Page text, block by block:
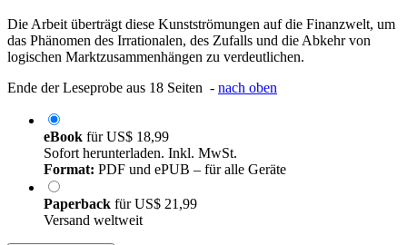
Die Arbeit überträgt diese Kunstströmungen auf die Finanzwelt, um
das Phänomen des Irrationalen, des Zufalls und die Abkehr von
logischen Marktzusammenhängen zu verdeutlichen.
Ende der Leseprobe aus 18 Seiten - nach oben
eBook fürUS$ 18,99
Sofort herunterladen. Inkl. MwSt.
Format: PDF und ePUB – für alle Geräte
Paperback fürUS$ 21,99
Versand weltweit